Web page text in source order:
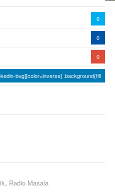
0
0
0
bug][color=inverse] .background{fill
, Radio Masala